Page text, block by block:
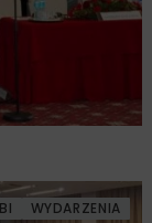
WYDARZENIA